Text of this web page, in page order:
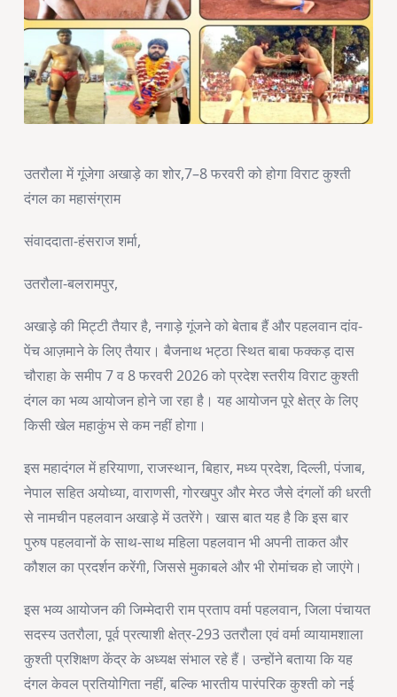
उतरौला में गूंजेगा अखाड़े का शोर,7–8 फरवरी को होगा विराट कुश्ती
दंगल का महासंग्राम
संवाददाता-हंसराज शर्मा,
उतरौला-बलरामपुर,
अखाड़े की मिट्टी तैयार है, नगाड़े गूंजने को बेताब हैं और पहलवान दांव-
पेंच आज़माने के लिए तैयार। बैजनाथ भट्ठा स्थित बाबा फक्कड़ दास
चौराहा के समीप 7 व 8 फरवरी 2026 को प्रदेश स्तरीय विराट कुश्ती
दंगल का भव्य आयोजन होने जा रहा है। यह आयोजन पूरे क्षेत्र के लिए
किसी खेल महाकुंभ से कम नहीं होगा।
इस महादंगल में हरियाणा, राजस्थान, बिहार, मध्य प्रदेश, दिल्ली, पंजाब,
नेपाल सहित अयोध्या, वाराणसी, गोरखपुर और मेरठ जैसे दंगलों की धरती
से नामचीन पहलवान अखाड़े में उतरेंगे। खास बात यह है कि इस बार
पुरुष पहलवानों के साथ-साथ महिला पहलवान भी अपनी ताकत और
कौशल का प्रदर्शन करेंगी, जिससे मुकाबले और भी रोमांचक हो जाएंगे।
इस भव्य आयोजन की जिम्मेदारी राम प्रताप वर्मा पहलवान, जिला पंचायत
सदस्य उतरौला, पूर्व प्रत्याशी क्षेत्र-293 उतरौला एवं वर्मा व्यायामशाला
कुश्ती प्रशिक्षण केंद्र के अध्यक्ष संभाल रहे हैं। उन्होंने बताया कि यह
दंगल केवल प्रतियोगिता नहीं, बल्कि भारतीय पारंपरिक कुश्ती को नई